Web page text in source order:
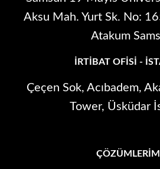
Aksu Mah. Yurt Sk. No:
Atakum
İRTIBAT OFISI -
Çeçen Sok, Acıbadem,
Tower, Üsküdar